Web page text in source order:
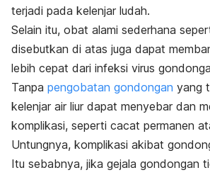
terjadi pada kelenjar ludah.
Selain itu, obat alami sederhana
disebutkan di atas juga dapat
lebih cepat dari infeksi virus
Tanpa pengobatan gondongan yang
kelenjar air liur dapat menyebar dan
komplikasi, seperti cacat permanen
Untungnya, komplikasi akibat
Itu sebabnya, jika gejala gondongan